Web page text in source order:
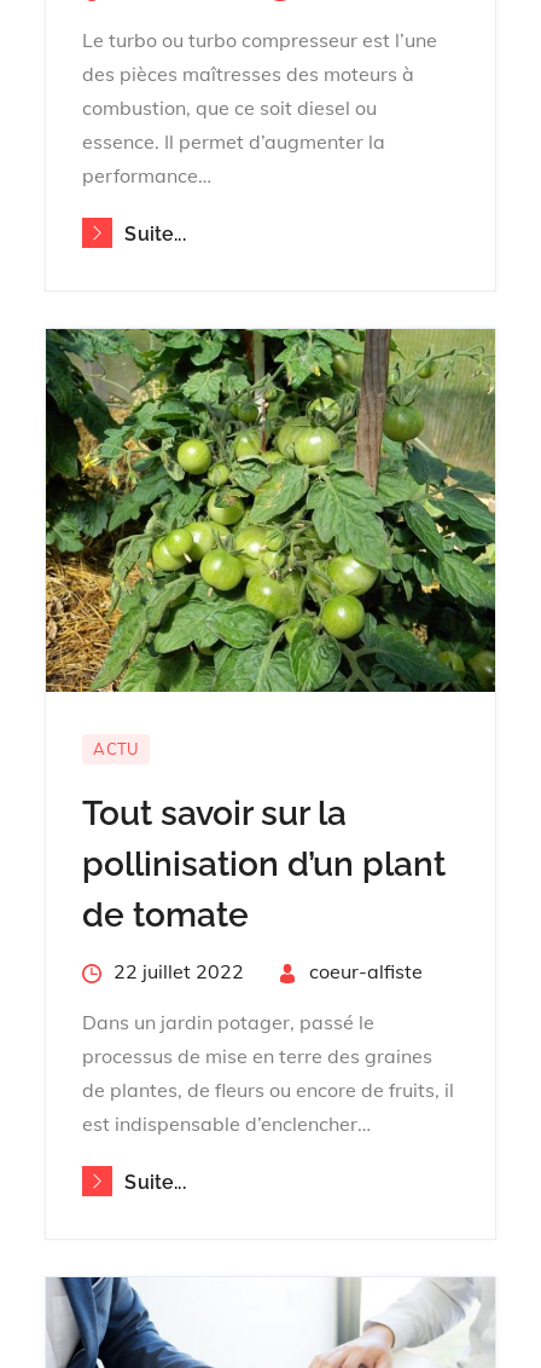
Le turbo ou turbo compresseur est l’une
des pièces maîtresses des moteurs à
combustion, que ce soit diesel ou
essence. Il permet d’augmenter la
performance…
Suite...
ACTU
Tout savoir sur la
pollinisation d’un plant
de tomate
Posted22 juillet 2022 coeur-alfiste
Dans un jardin potager, passé le
processus de mise en terre des graines
de plantes, de fleurs ou encore de fruits, il
est indispensable d’enclencher…
Suite...